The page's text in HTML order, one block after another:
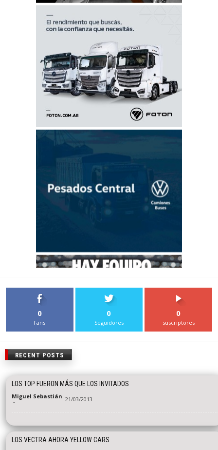
0
Fans
0
Seguidores
0
suscriptores
RECENT POSTS
LOS TOP FUERON MÁS QUE LOS INVITADOS
Miguel Sebastián
- 21/03/2013
LOS VECTRA AHORA YELLOW CARS